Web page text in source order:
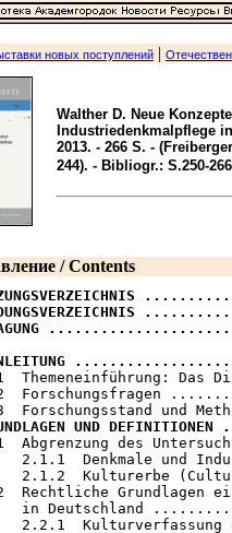
новых поступлений |
Walther D. Neue
Industriedenkmalpflege
2013. - 266 S. -
244). - Bibliogr.: S.250-
/ Contents
Das
Forschungsfragen
UND
des
2.1.1  Denkmale und
2.1.2  Kulturerbe
Rechtliche Grundlagen
in Deutschland
2.2.1  Kulturverfassung